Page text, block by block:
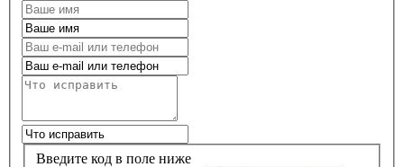
Введите код в поле ниже